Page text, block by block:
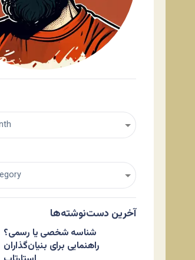
آخرین دست‌نوشته‌ها
شناسه شخصی یا رسمی؟
راهنمایی برای بنیان‌گذاران